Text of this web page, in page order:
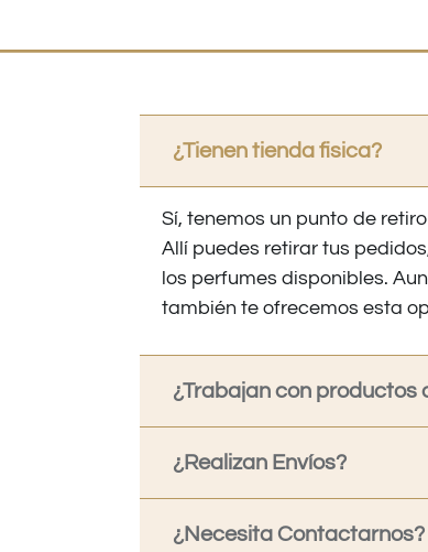
¿Tienen tienda fisica?
Sí, tenemos un punto de
Allí puedes retirar tus
los perfumes disponibles.
también te ofrecemos esta
¿Trabajan con productos
¿Realizan Envíos?
¿Necesita Contactarnos?